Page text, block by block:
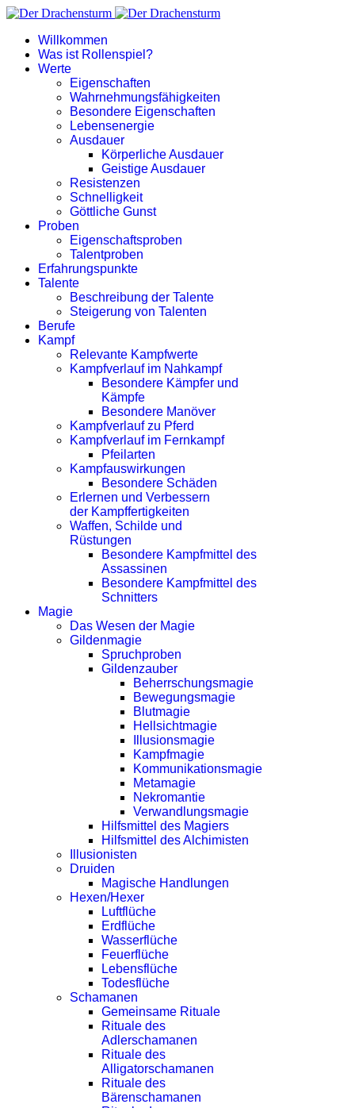
Willkommen
Was ist Rollenspiel?
Werte
Eigenschaften
Wahrnehmungsfähigkeiten
Besondere Eigenschaften
Lebensenergie
Ausdauer
Körperliche Ausdauer
Geistige Ausdauer
Resistenzen
Schnelligkeit
Göttliche Gunst
Proben
Eigenschaftsproben
Talentproben
Erfahrungspunkte
Talente
Beschreibung der Talente
Steigerung von Talenten
Berufe
Kampf
Relevante Kampfwerte
Kampfverlauf im Nahkampf
Besondere Kämpfer und
Kämpfe
Besondere Manöver
Kampfverlauf zu Pferd
Kampfverlauf im Fernkampf
Pfeilarten
Kampfauswirkungen
Besondere Schäden
Erlernen und Verbessern
der Kampffertigkeiten
Waffen, Schilde und
Rüstungen
Besondere Kampfmittel des
Assassinen
Besondere Kampfmittel des
Schnitters
Magie
Das Wesen der Magie
Gildenmagie
Spruchproben
Gildenzauber
Beherrschungsmagie
Bewegungsmagie
Blutmagie
Hellsichtmagie
Illusionsmagie
Kampfmagie
Kommunikationsmagie
Metamagie
Nekromantie
Verwandlungsmagie
Hilfsmittel des Magiers
Hilfsmittel des Alchimisten
Illusionisten
Druiden
Magische Handlungen
Hexen/Hexer
Luftflüche
Erdflüche
Wasserflüche
Feuerflüche
Lebensflüche
Todesflüche
Schamanen
Gemeinsame Rituale
Rituale des
Adlerschamanen
Rituale des
Alligatorschamanen
Rituale des
Bärenschamanen